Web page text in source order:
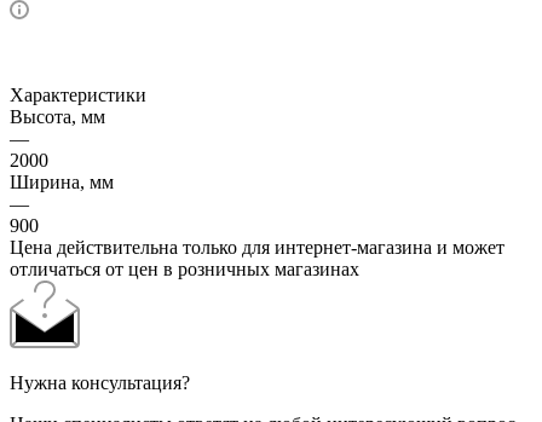
Характеристики
Высота, мм
—
2000
Ширина, мм
—
900
Цена действительна только для интернет-магазина и может
отличаться от цен в розничных магазинах
Нужна консультация?